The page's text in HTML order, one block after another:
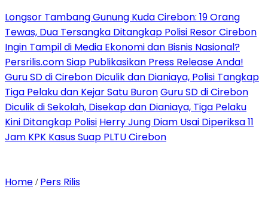
Longsor Tambang Gunung Kuda Cirebon: 19 Orang
Tewas, Dua Tersangka Ditangkap Polisi Resor Cirebon
Ingin Tampil di Media Ekonomi dan Bisnis Nasional?
Persrilis.com Siap Publikasikan Press Release Anda!
Guru SD di Cirebon Diculik dan Dianiaya, Polisi Tangkap
Tiga Pelaku dan Kejar Satu BuronGuru SD di Cirebon
Diculik di Sekolah, Disekap dan Dianiaya, Tiga Pelaku
Kini Ditangkap Polisi Herry Jung Diam Usai Diperiksa 11
Jam KPK Kasus Suap PLTU Cirebon
Home / Pers Rilis